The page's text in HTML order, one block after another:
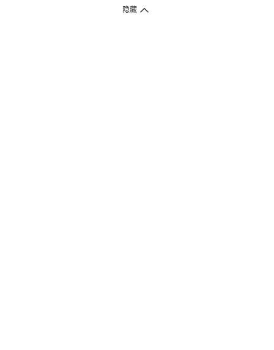
1. 送货到府（受卫生署条例规管产品除外 ）
隐藏